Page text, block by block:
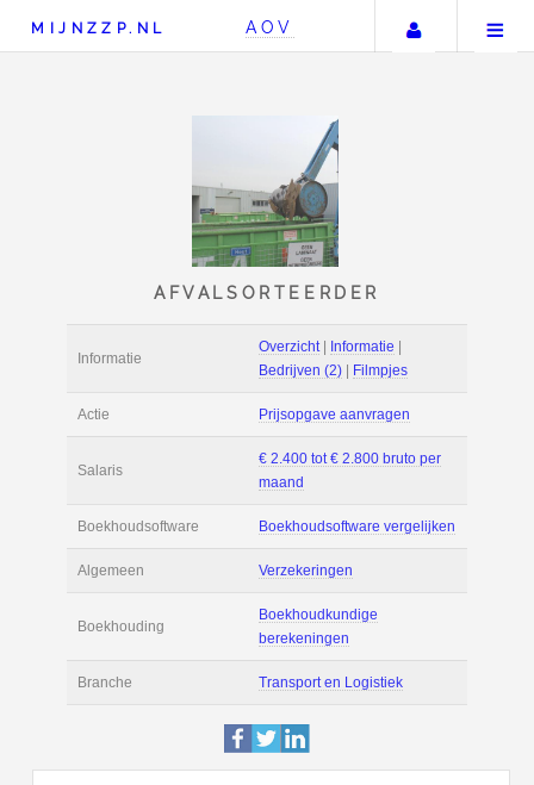
MIJNZZP.NL AOV Uw
AFVALSORTEERDER
Actie
Boekhoudsoftware